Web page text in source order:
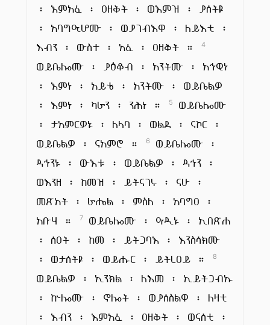
፡ እምአፈ ፡ ዐዘቅት ፡ ወእምዝ ፡ ያሰትዩ
፡ አባግዒሆሙ ፡ ወያገብእዋ ፡ ለይእቲ ፡
እብን ፡ ውስተ ፡ አፈ ፡ ዐዘቅት ።
4
ወይቤሎሙ ፡ ያዕቆብ ፡ አንትሙ ፡ አኅዊነ
፡ እምነ ፡ አይቴ ፡ አንትሙ ፡ ወይቤልዎ
፡ እምነ ፡ ካራን ፡ ንሕነ ።
5
ወይቤሎሙ
፡ ታአምርዎኑ ፡ ለላባ ፡ ወልደ ፡ ናኮር ፡
ወይቤልዎ ፡ ናአምሮ ።
6
ወይቤሎሙ ፡
ዳኅንኑ ፡ ውእቱ ፡ ወይቤልዎ ፡ ዳኅን ፡
ወእንዘ ፡ ከመዝ ፡ ይትናገሩ ፡ ናሁ ፡
መጽአት ፡ ራሔል ፡ ምስለ ፡ አባግዐ ፡
አቡሃ ።
7
ወይቤሎሙ ፡ ዓዲኑ ፡ ኢበጽሐ
፡ ሰዐት ፡ ከመ ፡ ይትጋባእ ፡ እንስሳክሙ
፡ ወታሰትዩ ፡ ወይሑር ፡ ይትረዐይ ።
8
ወይቤልዎ ፡ ኢንክል ፡ ለእመ ፡ ኢይትጋብኡ
፡ ኵሎሙ ፡ ኖሎት ፡ ወያሰስልዋ ፡ ለዛቲ
፡ እብን ፡ እምአፈ ፡ ዐዘቅት ፡ ወናሰቲ ፡